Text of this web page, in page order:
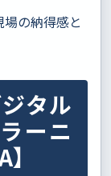
場の納得感と
タル
ーニ